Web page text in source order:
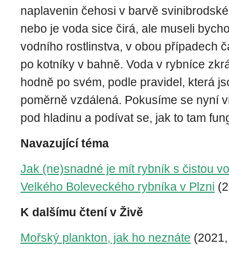
naplavenin čehosi v barvě
nebo je voda sice čirá, ale museli
vodního rostlinstva, v obou přípa­dech
po kotníky v bahně. Voda v rybníce
hodně po svém, podle pravidel, která
poměrně vzdálená. Pokusíme se nyní
pod hladinu a podívat se, jak to tam
Navazující téma
Jak (ne)snadné je mít rybník s čistou
Velkého Boleveckého rybníka v Plzni
K dalšímu čtení v Živě
Mořský plankton, jak ho neznáte